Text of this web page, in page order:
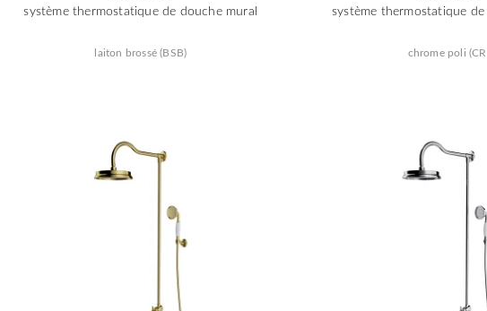
système thermostatique de douche mural
laiton brossé (BSB)
système thermostatique
chrome poli